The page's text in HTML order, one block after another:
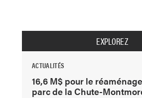
EXPLOREZ
ACTUALITÉS
16,6 M$ pour le
parc de la Chute-